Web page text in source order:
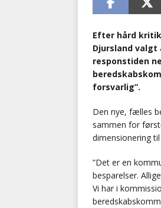
Efter hård
Djursland valgt
responstiden
forsvarlig”.
Den nye, fælles
sammen for
dimensionering
”Det er en
besparelser.
Vi har i